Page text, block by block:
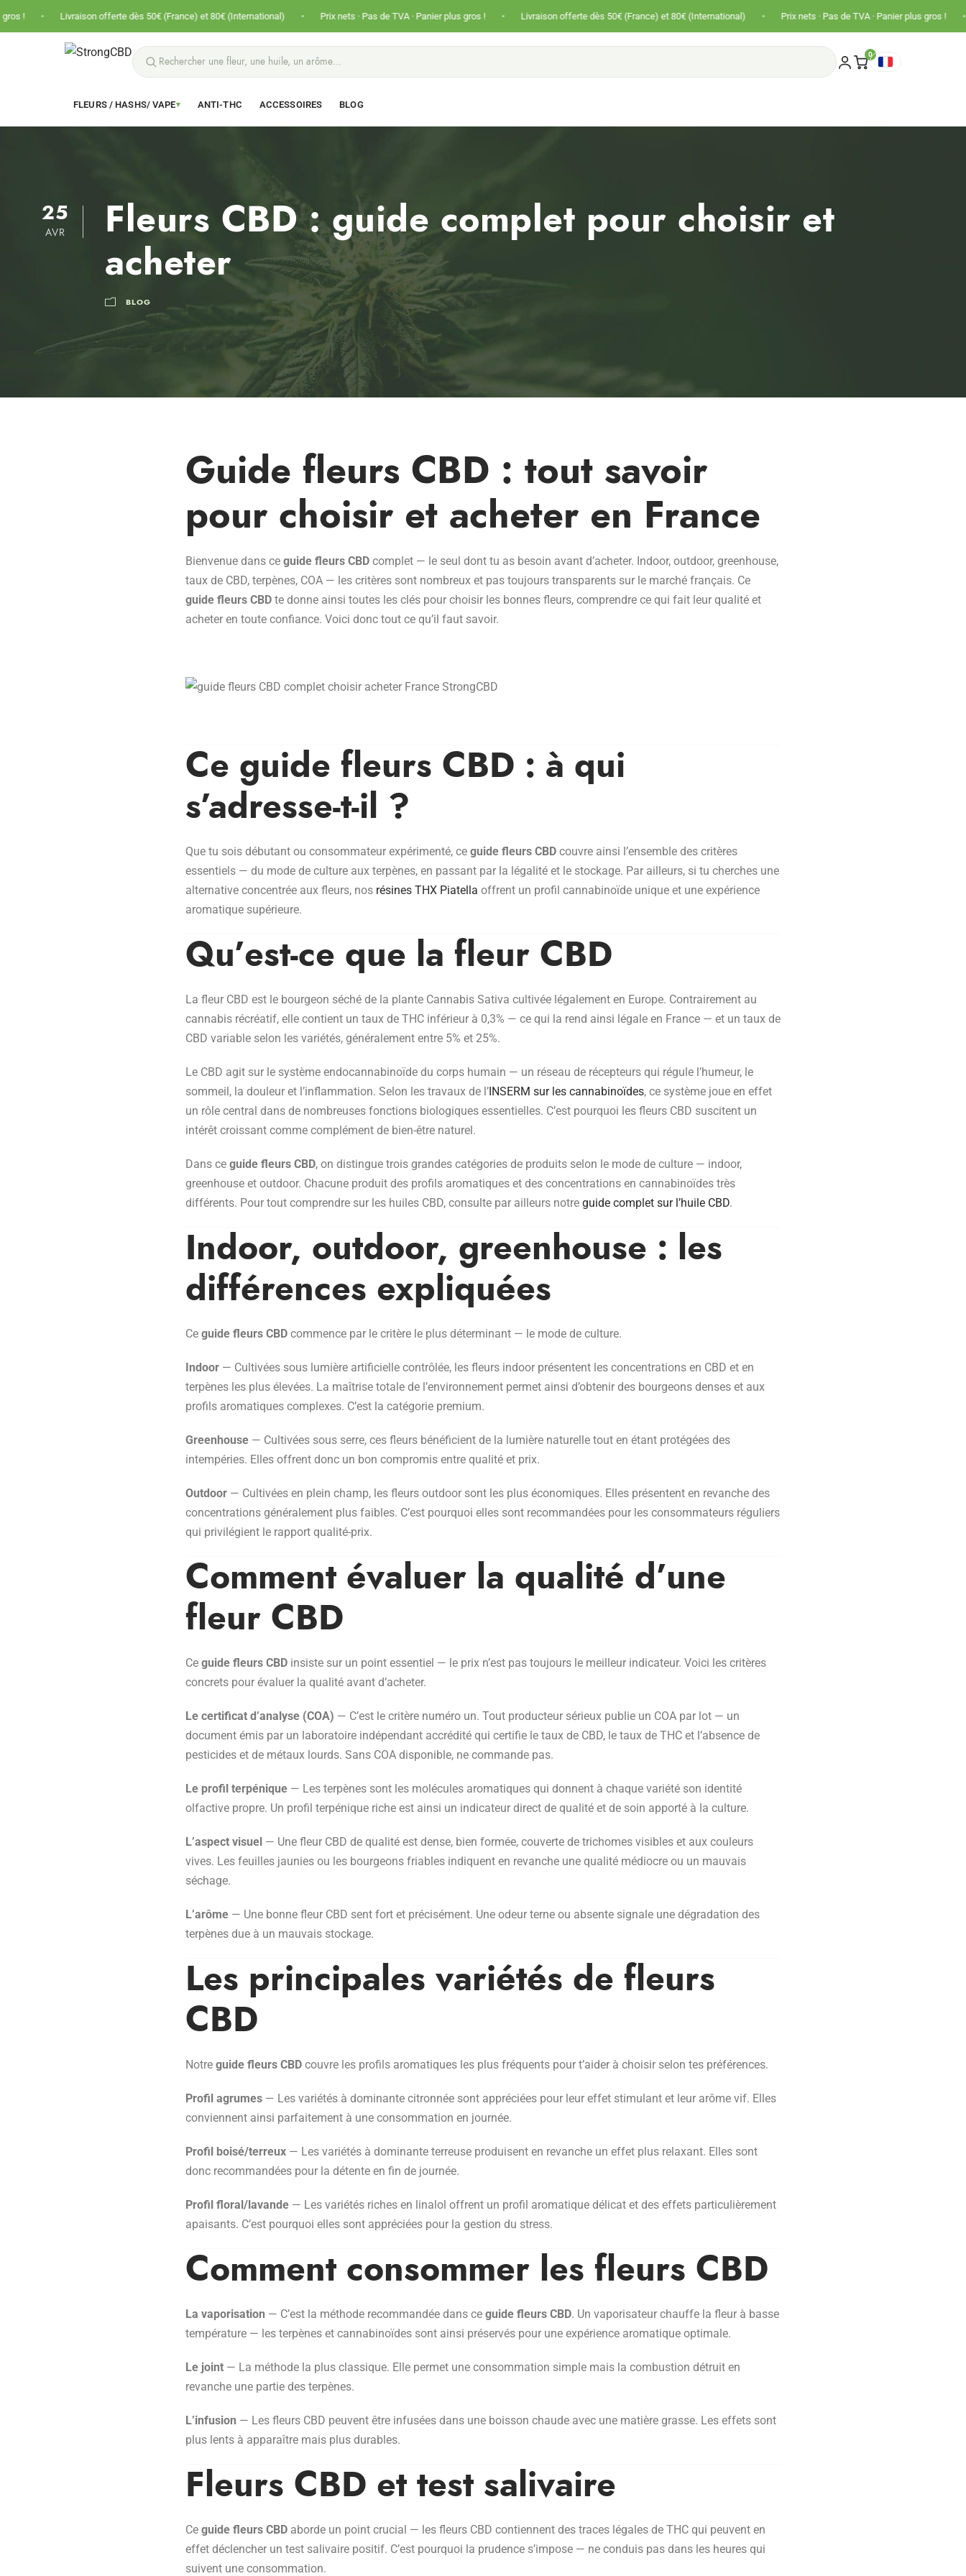
offerte dès 50€ (France) et 80€ (International) • Prix nets · Pas de TVA · Panier plus gros ! • Livraison offerte dès 50€ (France) et 80€ (International) • Prix nets · Pas de TVA · Panier plus gros ! • Livraison
0
FLEURS / HASHS/ VAPE▾ ANTI-THC ACCESSOIRES BLOG
25
AVR
Fleurs CBD : guide complet pour choisir et
acheter
BLOG
Guide fleurs CBD : tout savoir
pour choisir et acheter en France
Bienvenue dans ce guide fleurs CBD complet — le seul dont tu as besoin avant d’acheter. Indoor, outdoor, greenhouse,
taux de CBD, terpènes, COA — les critères sont nombreux et pas toujours transparents sur le marché français. Ce
guide fleurs CBD te donne ainsi toutes les clés pour choisir les bonnes fleurs, comprendre ce qui fait leur qualité et
acheter en toute confiance. Voici donc tout ce qu’il faut savoir.
Ce guide fleurs CBD : à qui
s’adresse-t-il ?
Que tu sois débutant ou consommateur expérimenté, ce guide fleurs CBD couvre ainsi l’ensemble des critères
essentiels — du mode de culture aux terpènes, en passant par la légalité et le stockage. Par ailleurs, si tu cherches une
alternative concentrée aux fleurs, nos résines THX Piatella offrent un profil cannabinoïde unique et une expérience
aromatique supérieure.
Qu’est-ce que la fleur CBD
La fleur CBD est le bourgeon séché de la plante Cannabis Sativa cultivée légalement en Europe. Contrairement au
cannabis récréatif, elle contient un taux de THC inférieur à 0,3% — ce qui la rend ainsi légale en France — et un taux de
CBD variable selon les variétés, généralement entre 5% et 25%.
Le CBD agit sur le système endocannabinoïde du corps humain — un réseau de récepteurs qui régule l’humeur, le
sommeil, la douleur et l’inflammation. Selon les travaux de l’INSERM sur les cannabinoïdes, ce système joue en effet
un rôle central dans de nombreuses fonctions biologiques essentielles. C’est pourquoi les fleurs CBD suscitent un
intérêt croissant comme complément de bien-être naturel.
Dans ce guide fleurs CBD, on distingue trois grandes catégories de produits selon le mode de culture — indoor,
greenhouse et outdoor. Chacune produit des profils aromatiques et des concentrations en cannabinoïdes très
différents. Pour tout comprendre sur les huiles CBD, consulte par ailleurs notre guide complet sur l’huile CBD.
Indoor, outdoor, greenhouse : les
différences expliquées
Ce guide fleurs CBD commence par le critère le plus déterminant — le mode de culture.
Indoor — Cultivées sous lumière artificielle contrôlée, les fleurs indoor présentent les concentrations en CBD et en
terpènes les plus élevées. La maîtrise totale de l’environnement permet ainsi d’obtenir des bourgeons denses et aux
profils aromatiques complexes. C’est la catégorie premium.
Greenhouse — Cultivées sous serre, ces fleurs bénéficient de la lumière naturelle tout en étant protégées des
intempéries. Elles offrent donc un bon compromis entre qualité et prix.
Outdoor — Cultivées en plein champ, les fleurs outdoor sont les plus économiques. Elles présentent en revanche des
concentrations généralement plus faibles. C’est pourquoi elles sont recommandées pour les consommateurs réguliers
qui privilégient le rapport qualité-prix.
Comment évaluer la qualité d’une
fleur CBD
Ce guide fleurs CBD insiste sur un point essentiel — le prix n’est pas toujours le meilleur indicateur. Voici les critères
concrets pour évaluer la qualité avant d’acheter.
Le certificat d’analyse (COA) — C’est le critère numéro un. Tout producteur sérieux publie un COA par lot — un
document émis par un laboratoire indépendant accrédité qui certifie le taux de CBD, le taux de THC et l’absence de
pesticides et de métaux lourds. Sans COA disponible, ne commande pas.
Le profil terpénique — Les terpènes sont les molécules aromatiques qui donnent à chaque variété son identité
olfactive propre. Un profil terpénique riche est ainsi un indicateur direct de qualité et de soin apporté à la culture.
L’aspect visuel — Une fleur CBD de qualité est dense, bien formée, couverte de trichomes visibles et aux couleurs
vives. Les feuilles jaunies ou les bourgeons friables indiquent en revanche une qualité médiocre ou un mauvais
séchage.
L’arôme — Une bonne fleur CBD sent fort et précisément. Une odeur terne ou absente signale une dégradation des
terpènes due à un mauvais stockage.
Les principales variétés de fleurs
CBD
Notre guide fleurs CBD couvre les profils aromatiques les plus fréquents pour t’aider à choisir selon tes préférences.
Profil agrumes — Les variétés à dominante citronnée sont appréciées pour leur effet stimulant et leur arôme vif. Elles
conviennent ainsi parfaitement à une consommation en journée.
Profil boisé/terreux — Les variétés à dominante terreuse produisent en revanche un effet plus relaxant. Elles sont
donc recommandées pour la détente en fin de journée.
Profil floral/lavande — Les variétés riches en linalol offrent un profil aromatique délicat et des effets particulièrement
apaisants. C’est pourquoi elles sont appréciées pour la gestion du stress.
Comment consommer les fleurs CBD
La vaporisation — C’est la méthode recommandée dans ce guide fleurs CBD. Un vaporisateur chauffe la fleur à basse
température — les terpènes et cannabinoïdes sont ainsi préservés pour une expérience aromatique optimale.
Le joint — La méthode la plus classique. Elle permet une consommation simple mais la combustion détruit en
revanche une partie des terpènes.
L’infusion — Les fleurs CBD peuvent être infusées dans une boisson chaude avec une matière grasse. Les effets sont
plus lents à apparaître mais plus durables.
Fleurs CBD et test salivaire
Ce guide fleurs CBD aborde un point crucial — les fleurs CBD contiennent des traces légales de THC qui peuvent en
effet déclencher un test salivaire positif. C’est pourquoi la prudence s’impose — ne conduis pas dans les heures qui
suivent une consommation.